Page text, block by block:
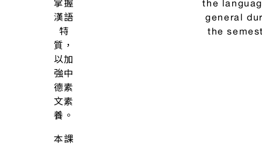
之異
同與
特
色，
討論
翻譯
所涉
及之
解析
文章
the
language.